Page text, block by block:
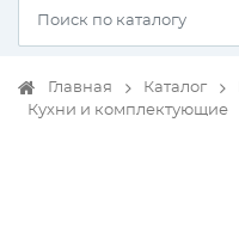
Главная Каталог
Кухни и комплектующие